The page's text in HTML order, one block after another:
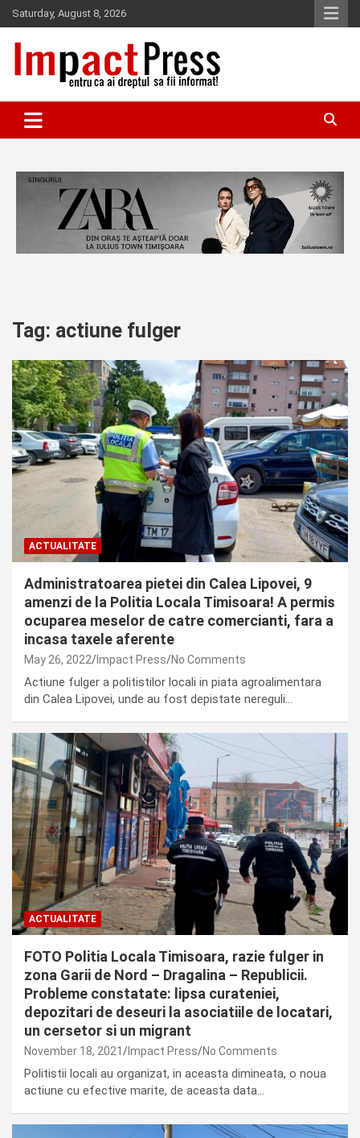
Skip
to
content
Saturday, August 8, 2026
IMPACTPRESS
Tag: actiune fulger
ACTUALITATE
Administratoarea pietei din Calea Lipovei, 9
amenzi de la Politia Locala Timisoara! A permis
ocuparea meselor de catre comercianti, fara a
incasa taxele aferente
May 26, 2022 Impact Press No Comments
Actiune fulger a politistilor locali in piata agroalimentara
din Calea Lipovei, unde au fost depistate nereguli…
ACTUALITATE
FOTO Politia Locala Timisoara, razie fulger in
zona Garii de Nord – Dragalina – Republicii.
Probleme constatate: lipsa curateniei,
depozitari de deseuri la asociatiile de locatari,
un cersetor si un migrant
November 18, 2021 Impact Press No Comments
Politistii locali au organizat, in aceasta dimineata, o noua
actiune cu efective marite, de aceasta data…